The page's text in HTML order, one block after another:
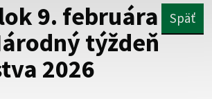
sa uistite, že zdieľate informácie iba
stránku. Zabezpečená stránka
9. februára
týždeň
2026
Späť